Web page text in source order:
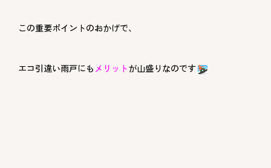
この重要ポイントのおかげで、
エコ引違い雨戸にも メリットが山盛りなのです